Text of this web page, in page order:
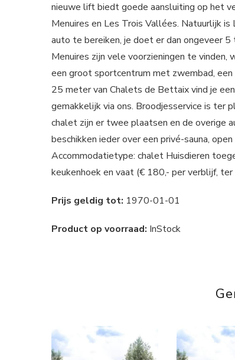
nieuwe lift biedt goede aansluiting op het
Menuires en Les Trois Vallées. Natuurlijk
auto te bereiken, je doet er dan ongeveer
Menuires zijn vele voorzieningen te vinden,
een groot sportcentrum met zwembad, een
25 meter van Chalets de Bettaix vind je
gemakkelijk via ons. Broodjesservice is ter
chalet zijn er twee plaatsen en de overige
beschikken ieder over een privé-sauna,
Accommodatietype: chalet Huisdieren
keukenhoek en vaat (€ 180,- per verblijf,
Prijs geldig tot: 1970-01-01
Product op voorraad: InStock